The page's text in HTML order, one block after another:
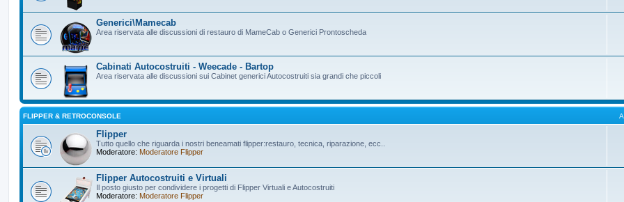
Generici\Mamecab
Area riservata alle discussioni di restauro di MameCab o Generici Prontoscheda
Cabinati Autocostruiti - Weecade - Bartop
Area riservata alle discussioni sui Cabinet generici Autocostruiti sia grandi che piccoli
FLIPPER & RETROCONSOLE
Flipper
Tutto quello che riguarda i nostri beneamati flipper:restauro, tecnica, riparazione, ecc..
Moderatore: Moderatore Flipper
Flipper Autocostruiti e Virtuali
Il posto giusto per condividere i progetti di Flipper Virtuali e Autocostruiti
Moderatore: Moderatore Flipper